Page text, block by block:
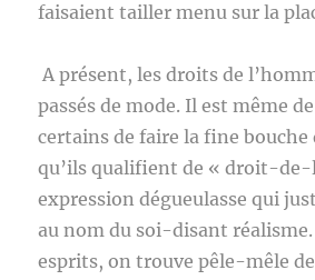
faisaient tailler menu sur la
A présent, les droits de
passés de mode. Il est même
certains de faire la fine bouche
qu’ils qualifient de « droit-de-
expression dégueulasse qui
au nom du soi-disant réalisme.
esprits, on trouve pêle-mêle